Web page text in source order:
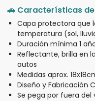
🚗 Características
Capa protectora que
temperatura (sol,
Duración mínima 1
Reflectante, brilla en
autos
Medidas aprox.
Diseño y Fabricación
Se pega por fuera del